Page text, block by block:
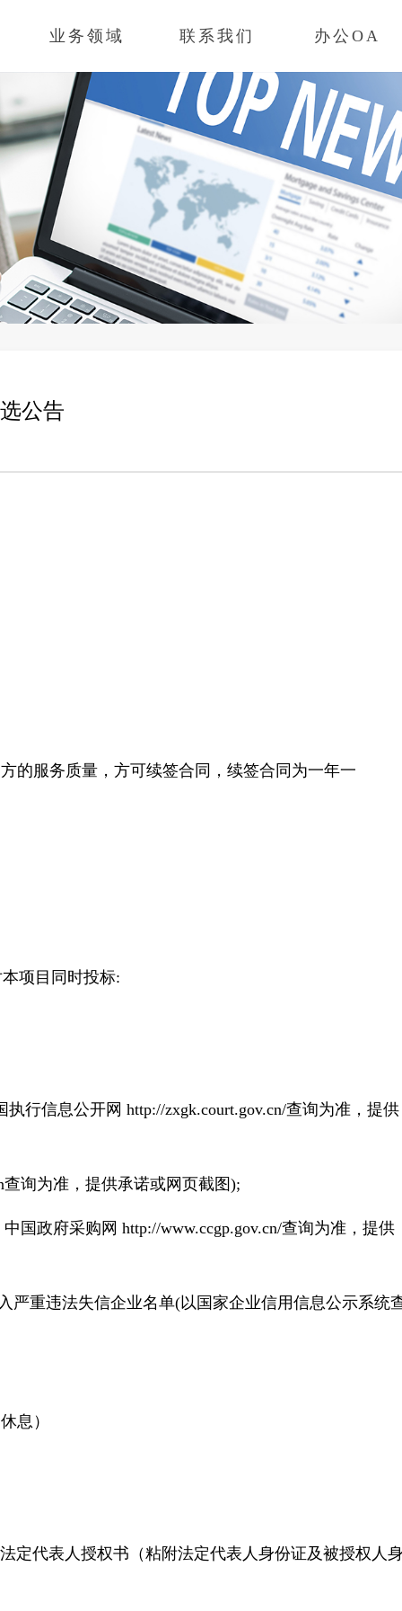
业务领域 联系我们 办公OA
公告
的服务质量，方可续签合同，续签合同为一年一
项目同时投标:
行信息公开网 http://zxgk.court.gov.cn/查询为准，提供
询为准，提供承诺或网页截图);
国政府采购网 http://www.ccgp.gov.cn/查询为准，提供
严重违法失信企业名单(以国家企业信用信息公示系统
息）
定代表人授权书（粘附法定代表人身份证及被授权人